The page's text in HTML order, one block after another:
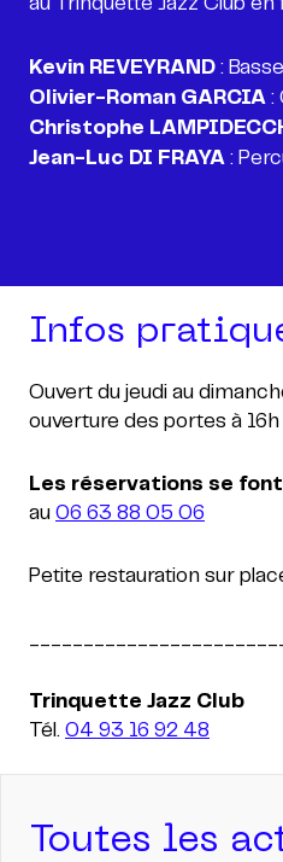
Kevin REVEYRAND
Olivier-Roman GARCIA
Christophe
Jean-Luc DI FRAYA :
Infos
Ouvert du jeudi au
ouverture des portes à 16h
Les réservations se
au 06 63 88 05 06
Petite restauration sur
Tél. 04 93 16 92 48
Toutes les